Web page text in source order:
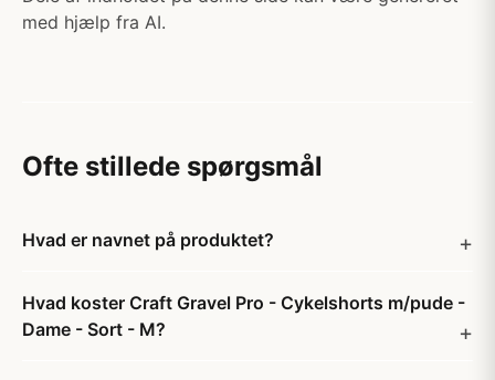
med hjælp fra AI.
Ofte stillede spørgsmål
Hvad er navnet på produktet?
Hvad koster Craft Gravel Pro - Cykelshorts m/pude -
Dame - Sort - M?